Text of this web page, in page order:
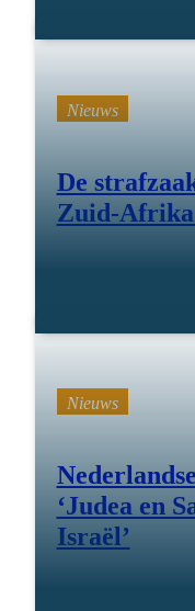
Nieuws
De
Zuid-Afrika
Nieuws
‘Judea en
Israël’